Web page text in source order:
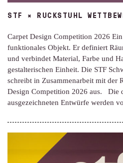
STF × RUCKSTUHL
Carpet Design Competition 2026
funktionales Objekt. Er definiert
und verbindet Material, Farbe und
gestalterischen Einheit. Die STF
schreibt in Zusammenarbeit mit der
Design Competition 2026 aus. Die
ausgezeichneten Entwürfe werden